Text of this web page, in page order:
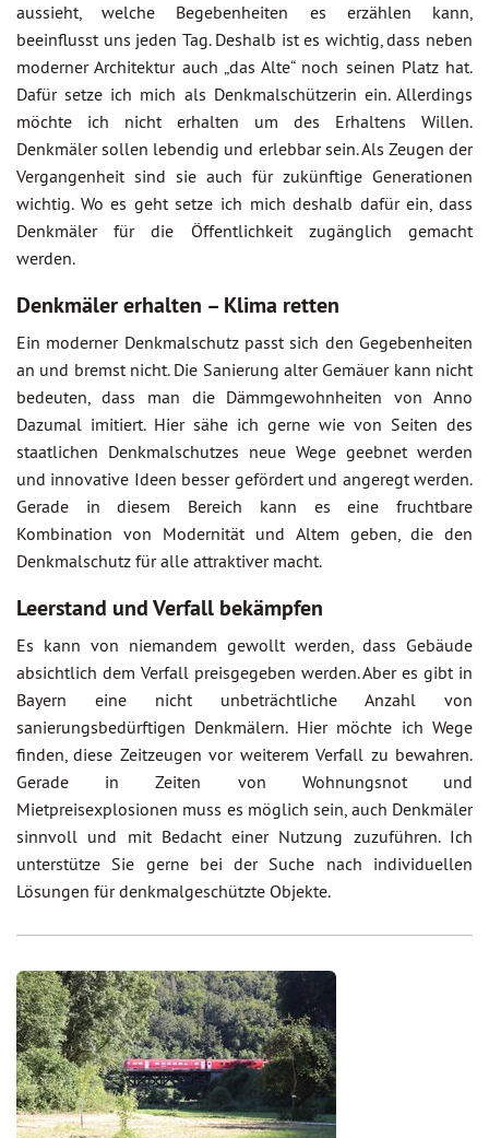
aussieht, welche Begebenheiten es erzählen kann,
beeinflusst uns jeden Tag. Deshalb ist es wichtig, dass neben
moderner Architektur auch „das Alte“ noch seinen Platz hat.
Dafür setze ich mich als Denkmalschützerin ein. Allerdings
möchte ich nicht erhalten um des Erhaltens Willen.
Denkmäler sollen lebendig und erlebbar sein. Als Zeugen der
Vergangenheit sind sie auch für zukünftige Generationen
wichtig. Wo es geht setze ich mich deshalb dafür ein, dass
Denkmäler für die Öffentlichkeit zugänglich gemacht
werden.
Denkmäler erhalten – Klima retten
Ein moderner Denkmalschutz passt sich den Gegebenheiten
an und bremst nicht. Die Sanierung alter Gemäuer kann nicht
bedeuten, dass man die Dämmgewohnheiten von Anno
Dazumal imitiert. Hier sähe ich gerne wie von Seiten des
staatlichen Denkmalschutzes neue Wege geebnet werden
und innovative Ideen besser gefördert und angeregt werden.
Gerade in diesem Bereich kann es eine fruchtbare
Kombination von Modernität und Altem geben, die den
Denkmalschutz für alle attraktiver macht.
Leerstand und Verfall bekämpfen
Es kann von niemandem gewollt werden, dass Gebäude
absichtlich dem Verfall preisgegeben werden. Aber es gibt in
Bayern eine nicht unbeträchtliche Anzahl von
sanierungsbedürftigen Denkmälern. Hier möchte ich Wege
finden, diese Zeitzeugen vor weiterem Verfall zu bewahren.
Gerade in Zeiten von Wohnungsnot und
Mietpreisexplosionen muss es möglich sein, auch Denkmäler
sinnvoll und mit Bedacht einer Nutzung zuzuführen. Ich
unterstütze Sie gerne bei der Suche nach individuellen
Lösungen für denkmalgeschützte Objekte.